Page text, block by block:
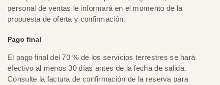
personal de ventas le informará en el momento de la
propuesta de oferta y confirmación.
Pago final
El pago final del 70 % de los servicios terrestres se hará
efectivo al menos 30 días antes de la fecha de salida.
Consulte la factura de confirmación de la reserva para